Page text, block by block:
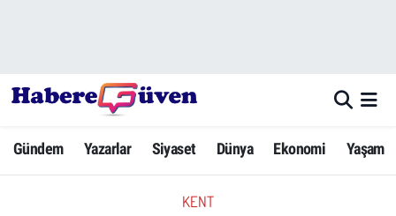
Gündem Yazarlar Siyaset Dünya Ekonomi Yaşam
KENT
Yazarlar
Dünya
Hava Durumu
Trafik Durumu
Süper Lig Puan Durumu ve Fikstür